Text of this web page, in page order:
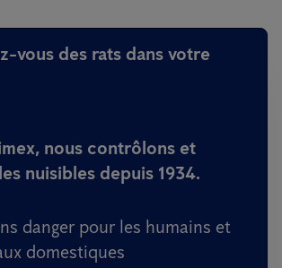
vous des rats dans votre
nous contrôlons et
nuisibles depuis 1934.
danger pour les humains et
domestiques